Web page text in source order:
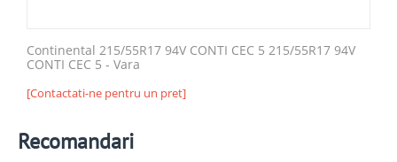
Continental 215/55R17 94V CONTI CEC 5 215/55R17 94V
CONTI CEC 5 - Vara
[Contactati-ne pentru un pret]
Recomandari